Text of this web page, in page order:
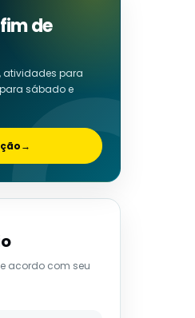
de
atividades para
sábado e
→
acordo com seu